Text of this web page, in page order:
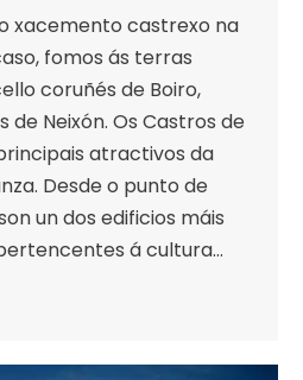
xacemento castrexo na
fomos ás terras
coruñés de Boiro,
de Neixón. Os Castros de
atractivos da
Desde o punto de
un dos edificios máis
á cultura…